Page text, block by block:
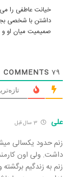
خیانت عاطفی را می
داشتن با شخصی
صمیمیت میان او
79
COMMENTS
علی
زنم حدود یکسالی
داشت. ولی اون
زنم به زندگیم